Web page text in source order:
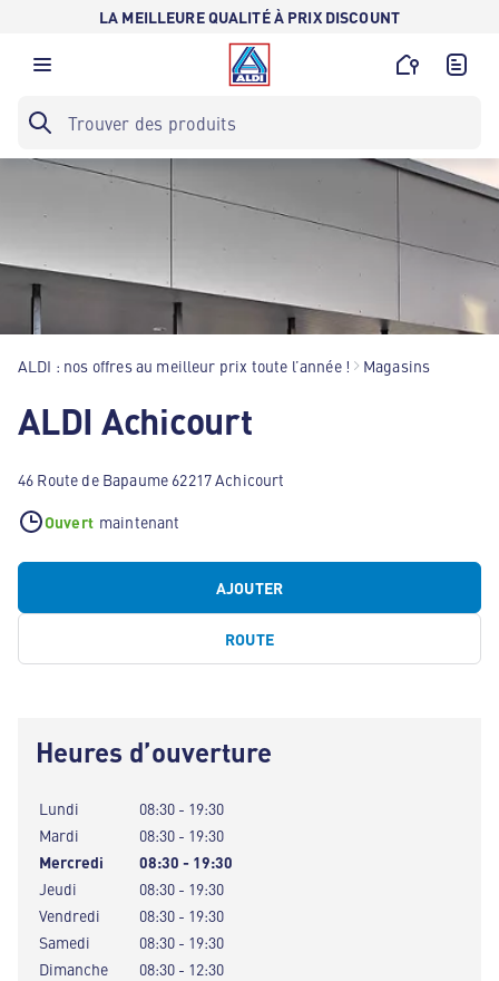
LA MEILLEURE QUALITÉ À PRIX DISCOUNT
ALDI : nos offres au meilleur prix toute l’année ! Magasins
ALDI Achicourt
46 Route de Bapaume 62217 Achicourt
Ouvert maintenant
AJOUTER
ROUTE
Heures d’ouverture
Lundi
08:30 - 19:30
Mardi
08:30 - 19:30
Mercredi
08:30 - 19:30
Jeudi
08:30 - 19:30
Vendredi
08:30 - 19:30
Samedi
08:30 - 19:30
Dimanche
08:30 - 12:30